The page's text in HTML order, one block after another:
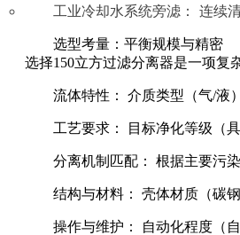
工业冷却水系统旁滤： 连续
选型考量：平衡规模与精密
选择150立方过滤分离器是一项复
流体特性： 介质类型（气/液
工艺要求： 目标净化等级（
分离机制匹配： 根据主要污
结构与材料： 壳体材质（碳
操作与维护： 自动化程度（